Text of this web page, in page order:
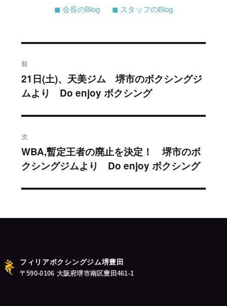
◼︎ 会長のBlog ◼︎ スタッフのBlog
稿
ナ
ビ
ゲ
ー
前
過
去
稿:
21日(土)、天美ジム 堺市のボクシングジ
ムより Do enjoy ボクシング
次
次
の
WBA,暫定王者の廃止を決定！ 堺市のボ
クシングジムより Do enjoy ボクシング
フィリアボクシングジム堺豊田
〒590-0106 大阪府堺市南区豊田461-1